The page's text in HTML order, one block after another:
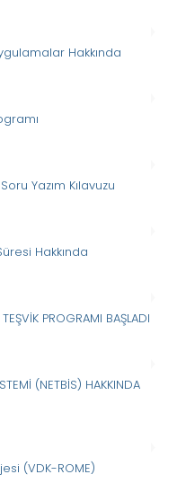
Hakkında
Yazım Kılavuzu
Hakkında
PROGRAMI BAŞLADI
(NETBİS) HAKKINDA
(VDK-ROME)